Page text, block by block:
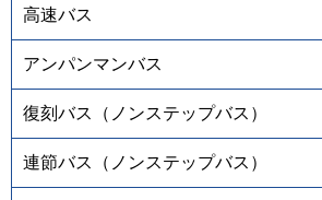
高速バス
アンパンマンバス
復刻バス（ノンステップバス）
連節バス（ノンステップバス）